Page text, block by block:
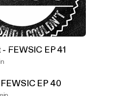
Who Said I Couldn't
EP 42
FEWSIC EP 41
EP 40